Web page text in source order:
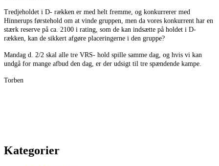
Tredjeholdet i D- rækken er med helt fremme, og konkurrerer med
Hinnerups førstehold om at vinde gruppen, men da vores konkurrent har en
stærk reserve på ca. 2100 i rating, som de kan indsætte på holdet i D-
rækken, kan de sikkert afgøre placeringerne i den gruppe?
Mandag d. 2/2 skal alle tre VRS- hold spille samme dag, og hvis vi kan
undgå for mange afbud den dag, er der udsigt til tre spændende kampe.
Torben
Kategorier